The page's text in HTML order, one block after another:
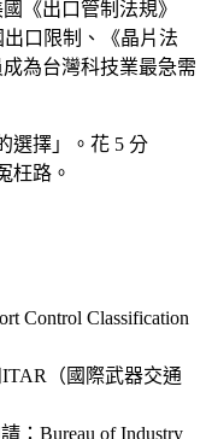
《出口管制法規》
出口限制、《晶片法
為台灣科技業最急需
選擇」。花 5 分
枉路。
Control Classification
（國際武器交通
：Bureau of Industry